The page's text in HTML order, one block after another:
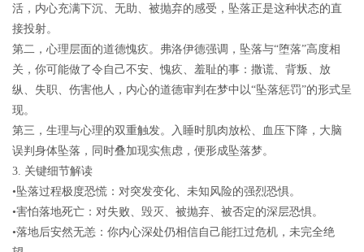
活，内心充满下沉、无助、被抛弃的感受，坠落正是这种状态的直
接投射。
第二， 心理层面的道德愧疚。弗洛伊德强调，坠落与“堕落”高度相
关，你可能做了令自己不安、愧疚、羞耻的事：撒谎、背叛、放
纵、失职、伤害他人，内心的道德审判在梦中以“坠落惩罚”的形式呈
现。
第三， 生理与心理的双重触发。入睡时肌肉放松、血压下降，大脑
误判身体坠落，同时叠加现实焦虑，便形成坠落梦。
3. 关键细节解读
•坠落过程极度恐慌 ：对突发变化、未知风险的强烈恐惧。
•害怕落地死亡 ：对失败、毁灭、被抛弃、被否定的深层恐惧。
•落地后安然无恙 ：你内心深处仍相信自己能扛过危机，未完全绝